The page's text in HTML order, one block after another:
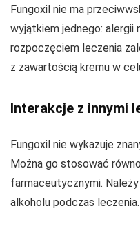
Fungoxil nie ma
wyjątkiem jednego: alergii
rozpoczęciem leczenia
z zawartością kremu w
Interakcje z innymi
Fungoxil nie wykazuje
Można go stosować
farmaceutycznymi.
alkoholu podczas leczenia.